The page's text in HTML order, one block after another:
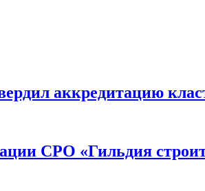
аккредитацию
СРО «Гильдия